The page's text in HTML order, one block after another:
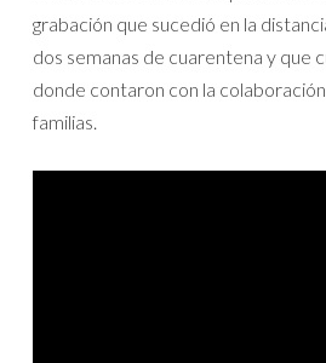
grabación que sucedió en la
dos semanas de cuarentena y que
donde contaron con la
familias.